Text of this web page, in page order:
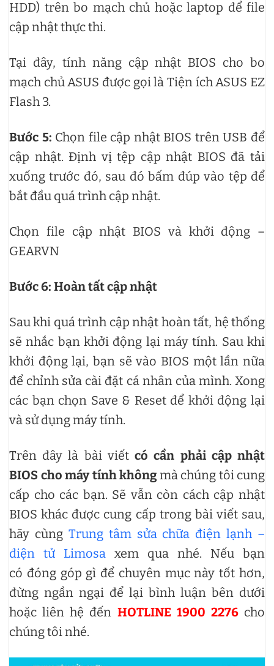
HDD) trên bo mạch chủ hoặc laptop để file
cập nhật thực thi.
Tại đây, tính năng cập nhật BIOS cho bo
mạch chủ ASUS được gọi là Tiện ích ASUS EZ
Flash 3.
Bước 5: Chọn file cập nhật BIOS trên USB để
cập nhật. Định vị tệp cập nhật BIOS đã tải
xuống trước đó, sau đó bấm đúp vào tệp để
bắt đầu quá trình cập nhật.
Chọn file cập nhật BIOS và khởi động –
GEARVN
Bước 6: Hoàn tất cập nhật
Sau khi quá trình cập nhật hoàn tất, hệ thống
sẽ nhắc bạn khởi động lại máy tính. Sau khi
khởi động lại, bạn sẽ vào BIOS một lần nữa
để chỉnh sửa cài đặt cá nhân của mình. Xong
các bạn chọn Save & Reset để khởi động lại
và sử dụng máy tính.
Trên đây là bài viếtcó cần phải cập nhật
BIOS cho máy tính không mà chúng tôi cung
cấp cho các bạn. Sẽ vẫn còn cách cập nhật
BIOS khác được cung cấp trong bài viết sau,
hãy cùng Trung tâm sửa chữa điện lạnh –
điện tử Limosa xem qua nhé. Nếu bạn
có đóng góp gì để chuyên mục này tốt hơn,
đừng ngần ngại để lại bình luận bên dưới
hoặc liên hệ đến HOTLINE 1900 2276cho
chúng tôi nhé.